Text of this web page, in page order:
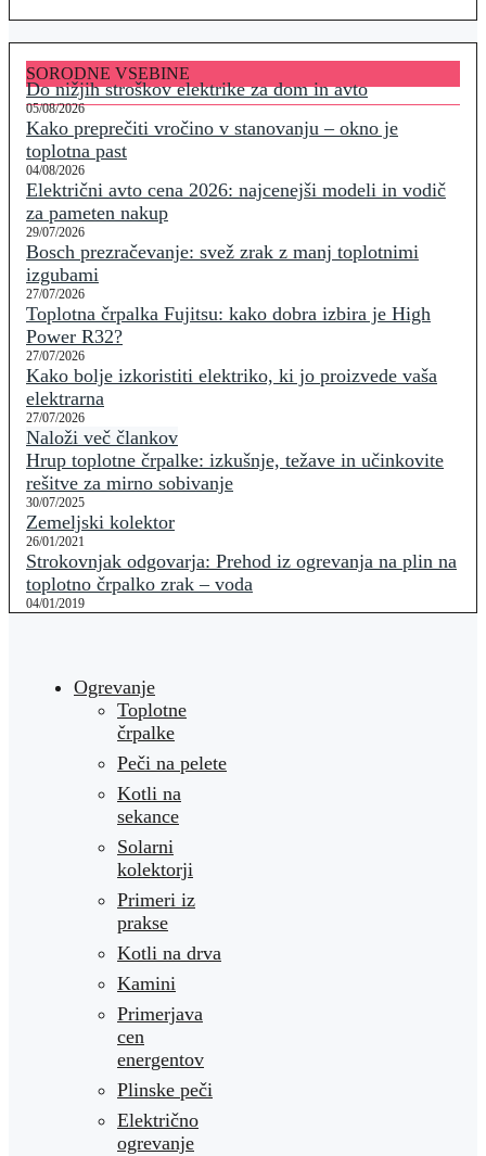
SORODNE VSEBINE
Do nižjih stroškov elektrike za dom in avto
05/08/2026
Kako preprečiti vročino v stanovanju – okno je
toplotna past
04/08/2026
Električni avto cena 2026: najcenejši modeli in vodič
za pameten nakup
29/07/2026
Bosch prezračevanje: svež zrak z manj toplotnimi
izgubami
27/07/2026
Toplotna črpalka Fujitsu: kako dobra izbira je High
Power R32?
27/07/2026
Kako bolje izkoristiti elektriko, ki jo proizvede vaša
elektrarna
27/07/2026
Naloži več člankov
Hrup toplotne črpalke: izkušnje, težave in učinkovite
rešitve za mirno sobivanje
30/07/2025
Zemeljski kolektor
26/01/2021
Strokovnjak odgovarja: Prehod iz ogrevanja na plin na
toplotno črpalko zrak – voda
04/01/2019
Ogrevanje
Toplotne
črpalke
Peči na pelete
Kotli na
sekance
Solarni
kolektorji
Primeri iz
prakse
Kotli na drva
Kamini
Primerjava
cen
energentov
Plinske peči
Električno
ogrevanje